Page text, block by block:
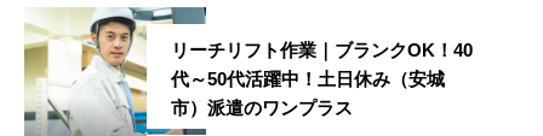
TOP 募集要項 事業内容
リーチリフト作業｜ブランクOK！40
代～50代活躍中！土日休み（安城
市）派遣のワンプラス